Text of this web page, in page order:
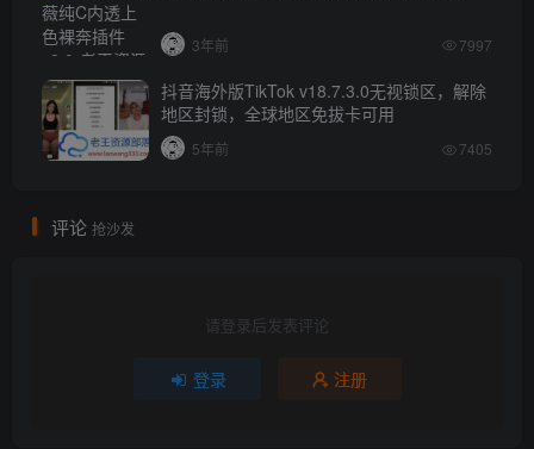
3年前 7997
抖音海外版TikTok v18.7.3.0无视锁区，解除
地区封锁，全球地区免拔卡可用
5年前 7405
评论 抢沙发
请登录后发表评论
登录 注册